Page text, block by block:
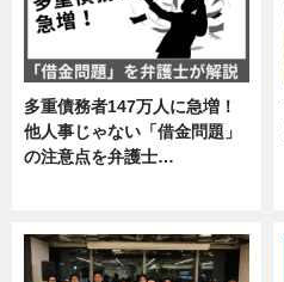
多重債務者147万人に急増！
他人事じゃない「借金問題」
の注意点を弁護士…